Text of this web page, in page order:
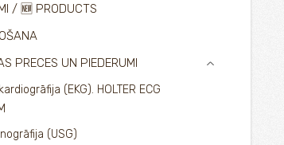
/ 🆕 PRODUCTS
PRECES UN PIEDERUMI
(EKG). HOLTER ECG
(USG)
›